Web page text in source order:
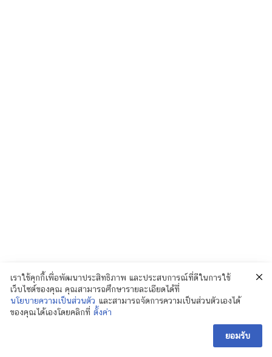
เราใช้คุกกี้เพื่อพัฒนาประสิทธิภาพ และประสบการณ์ที่ดีในการใช้
เว็บไซต์ของคุณ คุณสามารถศึกษารายละเอียดได้ที่
นโยบายความเป็นส่วนตัว และสามารถจัดการความเป็นส่วนตัวเองได้
ของคุณได้เองโดยคลิกที่ ตั้งค่า
ยอมรับ